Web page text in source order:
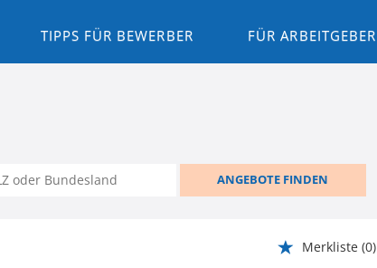
TIPPS FÜR BEWERBER FÜR ARBEITGEBER
ANGEBOTE FINDEN
Merkliste (0)